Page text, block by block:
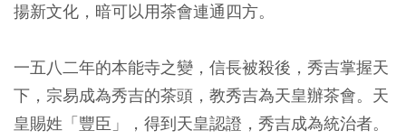
揚新文化，暗可以用茶會連通四方。
一五八二年的本能寺之變，信長被殺後，秀吉掌握天
下，宗易成為秀吉的茶頭，教秀吉為天皇辦茶會。天
皇賜姓「豐臣」，得到天皇認證，秀吉成為統治者。